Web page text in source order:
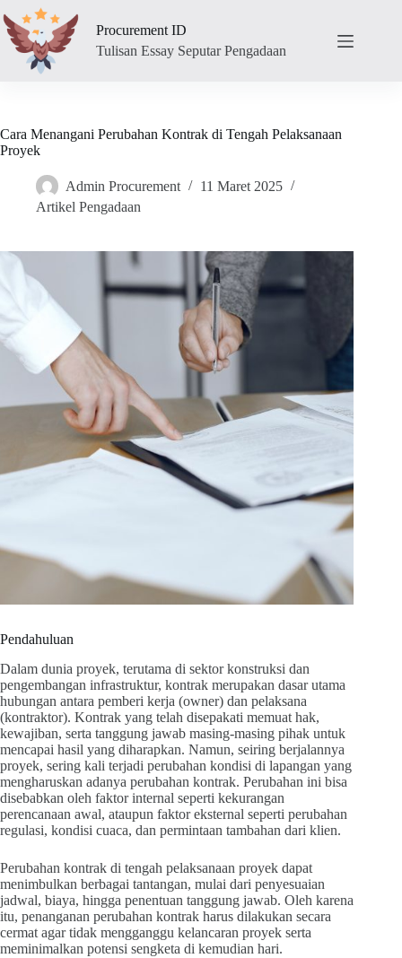
to
content
Procurement ID
Tulisan Essay Seputar Pengadaan
Cara Menangani Perubahan Kontrak di Tengah Pelaksanaan
Proyek
Admin Procurement
11 Maret 2025
Artikel Pengadaan
Pendahuluan
Dalam dunia proyek, terutama di sektor konstruksi dan
pengembangan infrastruktur, kontrak merupakan dasar utama
hubungan antara pemberi kerja (owner) dan pelaksana
(kontraktor). Kontrak yang telah disepakati memuat hak,
kewajiban, serta tanggung jawab masing-masing pihak untuk
mencapai hasil yang diharapkan. Namun, seiring berjalannya
proyek, sering kali terjadi perubahan kondisi di lapangan yang
mengharuskan adanya perubahan kontrak. Perubahan ini bisa
disebabkan oleh faktor internal seperti kekurangan
perencanaan awal, ataupun faktor eksternal seperti perubahan
regulasi, kondisi cuaca, dan permintaan tambahan dari klien.
Perubahan kontrak di tengah pelaksanaan proyek dapat
menimbulkan berbagai tantangan, mulai dari penyesuaian
jadwal, biaya, hingga penentuan tanggung jawab. Oleh karena
itu, penanganan perubahan kontrak harus dilakukan secara
cermat agar tidak mengganggu kelancaran proyek serta
meminimalkan potensi sengketa di kemudian hari.